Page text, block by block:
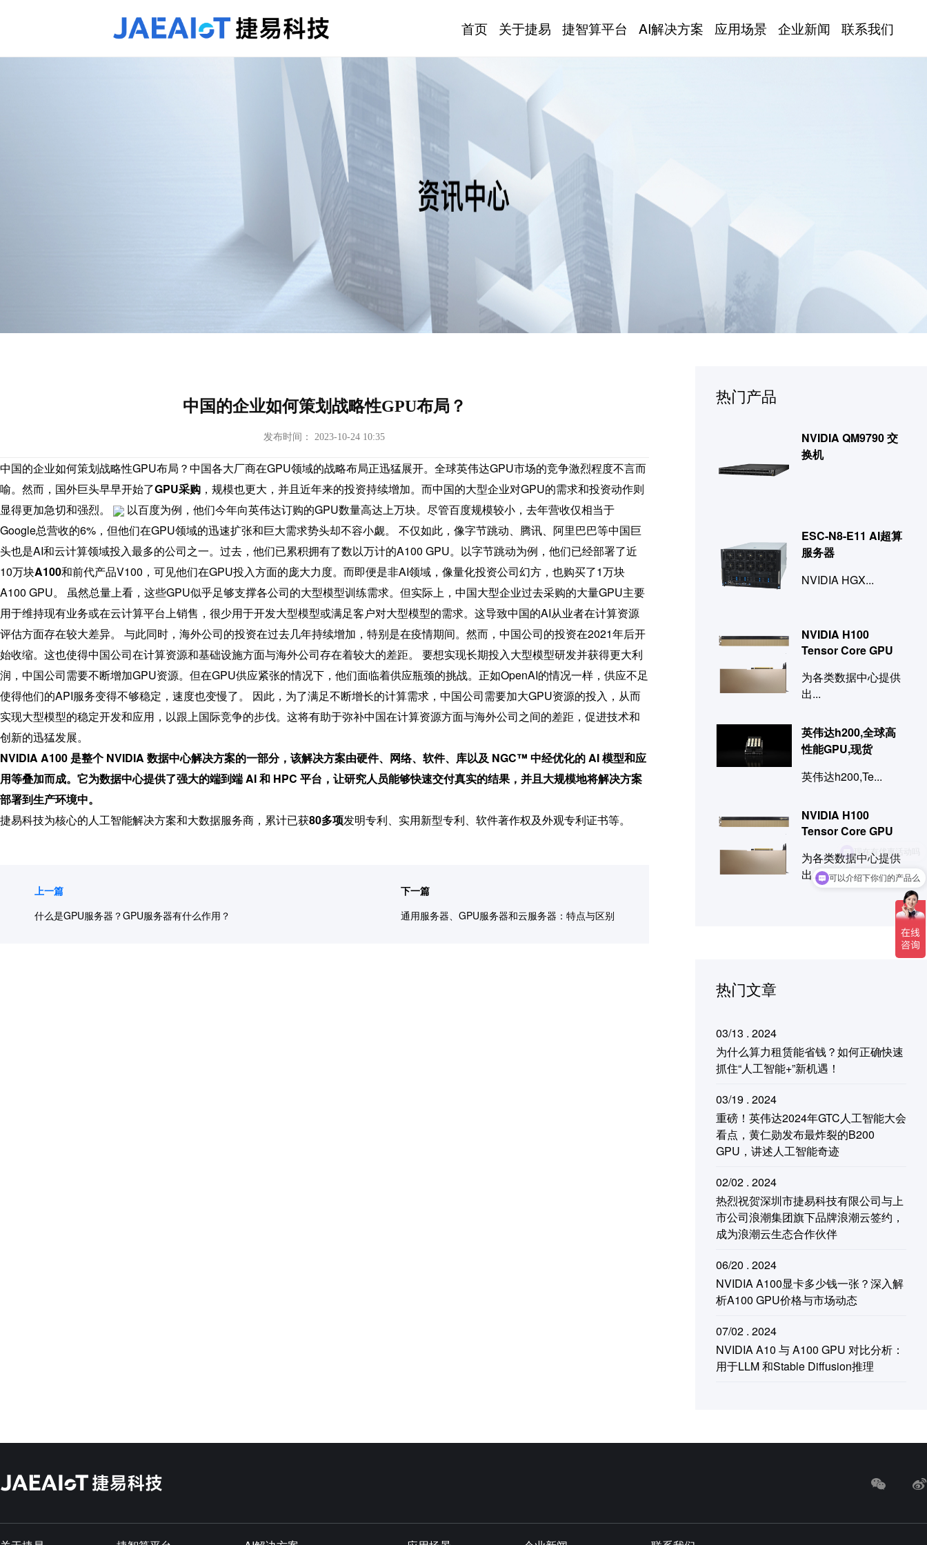
首页 关于捷易 捷智算平台 AI解决方案 应用场景 企业新闻 联系我们
中国的企业如何策划战略性GPU布局？
发布时间： 2023-10-24 10:35
中国的企业如何策划战略性GPU布局？中国各大厂商在GPU领域的战略布局正迅猛展开。全球英伟达GPU市场的竞争激烈程度不言而
喻。然而，国外巨头早早开始了GPU采购 ，规模也更大，并且近年来的投资持续增加。而中国的大型企业对GPU的需求和投资动作则
显得更加急切和强烈。
以百度为例，他们今年向英伟达订购的GPU数量高达上万块。尽管百度规模较小，去年营收仅相当于
Google总营收的6%，但他们在GPU领域的迅速扩张和巨大需求势头却不容小觑。 不仅如此，像字节跳动、腾讯、阿里巴巴等中国巨
头也是AI和云计算领域投入最多的公司之一。过去，他们已累积拥有了数以万计的A100 GPU。以字节跳动为例，他们已经部署了近
10万块A100和前代产品V100，可见他们在GPU投入方面的庞大力度。而即便是非AI领域，像量化投资公司幻方，也购买了1万块
A100 GPU。 虽然总量上看，这些GPU似乎足够支撑各公司的大型模型训练需求。但实际上，中国大型企业过去采购的大量GPU主要
用于维持现有业务或在云计算平台上销售，很少用于开发大型模型或满足客户对大型模型的需求。这导致中国的AI从业者在计算资源
评估方面存在较大差异。 与此同时，海外公司的投资在过去几年持续增加，特别是在疫情期间。然而，中国公司的投资在2021年后开
始收缩。这也使得中国公司在计算资源和基础设施方面与海外公司存在着较大的差距。 要想实现长期投入大型模型研发并获得更大利
润，中国公司需要不断增加GPU资源。但在GPU供应紧张的情况下，他们面临着供应瓶颈的挑战。正如OpenAI的情况一样，供应不足
使得他们的API服务变得不够稳定，速度也变慢了。 因此，为了满足不断增长的计算需求，中国公司需要加大GPU资源的投入，从而
实现大型模型的稳定开发和应用，以跟上国际竞争的步伐。这将有助于弥补中国在计算资源方面与海外公司之间的差距，促进技术和
创新的迅猛发展。
NVIDIA A100是整个 NVIDIA 数据中心解决方案的一部分，该解决方案由硬件、网络、软件、库以及 NGC™ 中经优化的 AI 模型和应
用等叠加而成。它为数据中心提供了强大的端到端 AI 和 HPC 平台，让研究人员能够快速交付真实的结果，并且大规模地将解决方案
部署到生产环境中。
捷易科技为核心的人工智能解决方案和大数据服务商，累计已获80多项发明专利、实用新型专利、软件著作权及外观专利证书等。
上一篇
什么是GPU服务器？GPU服务器有什么作用？
下一篇
通用服务器、GPU服务器和云服务器：特点与区别
热门产品
NVIDIA QM9790 交
换机
ESC-N8-E11 AI超算
服务器
NVIDIA HGX...
NVIDIA H100
Tensor Core GPU
为各类数据中心提供
出...
英伟达h200,全球高
性能GPU,现货
英伟达h200,Te...
NVIDIA H100
Tensor Core GPU
为各类数据中心提供
出...
热门文章
03/13 . 2024
为什么算力租赁能省钱？如何正确快速
抓住“人工智能+”新机遇！
03/19 . 2024
重磅！英伟达2024年GTC人工智能大会
看点，黄仁勋发布最炸裂的B200
GPU，讲述人工智能奇迹
02/02 . 2024
热烈祝贺深圳市捷易科技有限公司与上
市公司浪潮集团旗下品牌浪潮云签约，
成为浪潮云生态合作伙伴
06/20 . 2024
NVIDIA A100显卡多少钱一张？深入解
析A100 GPU价格与市场动态
07/02 . 2024
NVIDIA A10 与 A100 GPU 对比分析：
用于LLM 和Stable Diffusion推理
可以介绍下你们的产品么